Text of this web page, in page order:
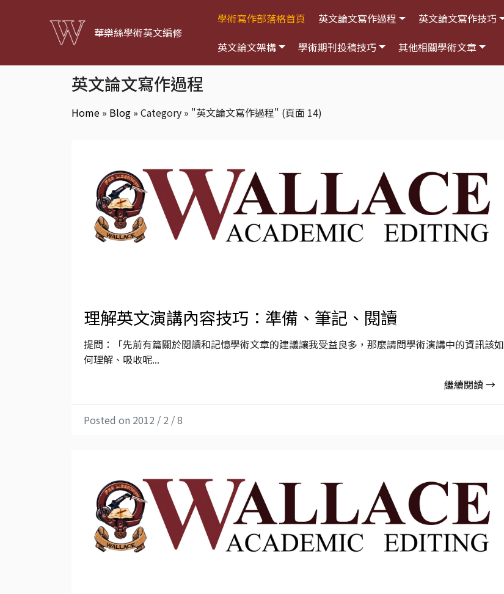
華樂絲學術英文編修
學術寫作部落格首頁 英文論文寫作過程 英文論文寫作技巧
英文論文架構
學術期刊投稿技巧 其他相關學術文章
英文論文寫作過程
Home » Blog » Category » "英文論文寫作過程" (頁面 14)
理解英文演講內容技巧：準備、筆記、閱讀
提問：「先前有篇關於閱讀和記憶學術文章的建議讓我受益良多，那麼請問學術演講中的資訊該如
何理解、吸收呢...
繼續閱讀 →
Posted on 2012 / 2 / 8